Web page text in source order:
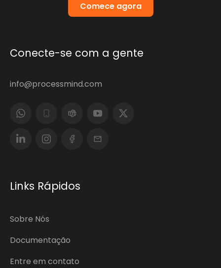
Comece agora
Conecte-se com a gente
info@processmind.com
Links Rápidos
Sobre Nós
Documentação
Entre em contato